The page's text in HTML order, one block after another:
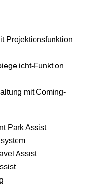
Projektionsfunktion
Funktion
mit Coming-
Park Assist
Assist